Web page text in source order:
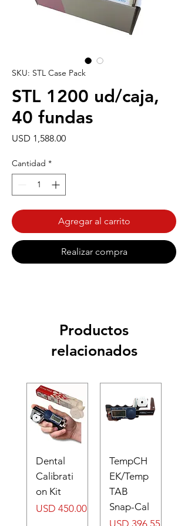
SKU: STL Case Pack
STL 1200 ud/caja,
40 fundas
USD 1,588.00Precio
Cantidad *
Agregar al carrito
Realizar compra
Productos
relacionados
Dental
Calibrati
on Kit
Precio
USD 450.00
TempCH
EK/Temp
TAB
Snap-Cal
Precio
USD 396.55